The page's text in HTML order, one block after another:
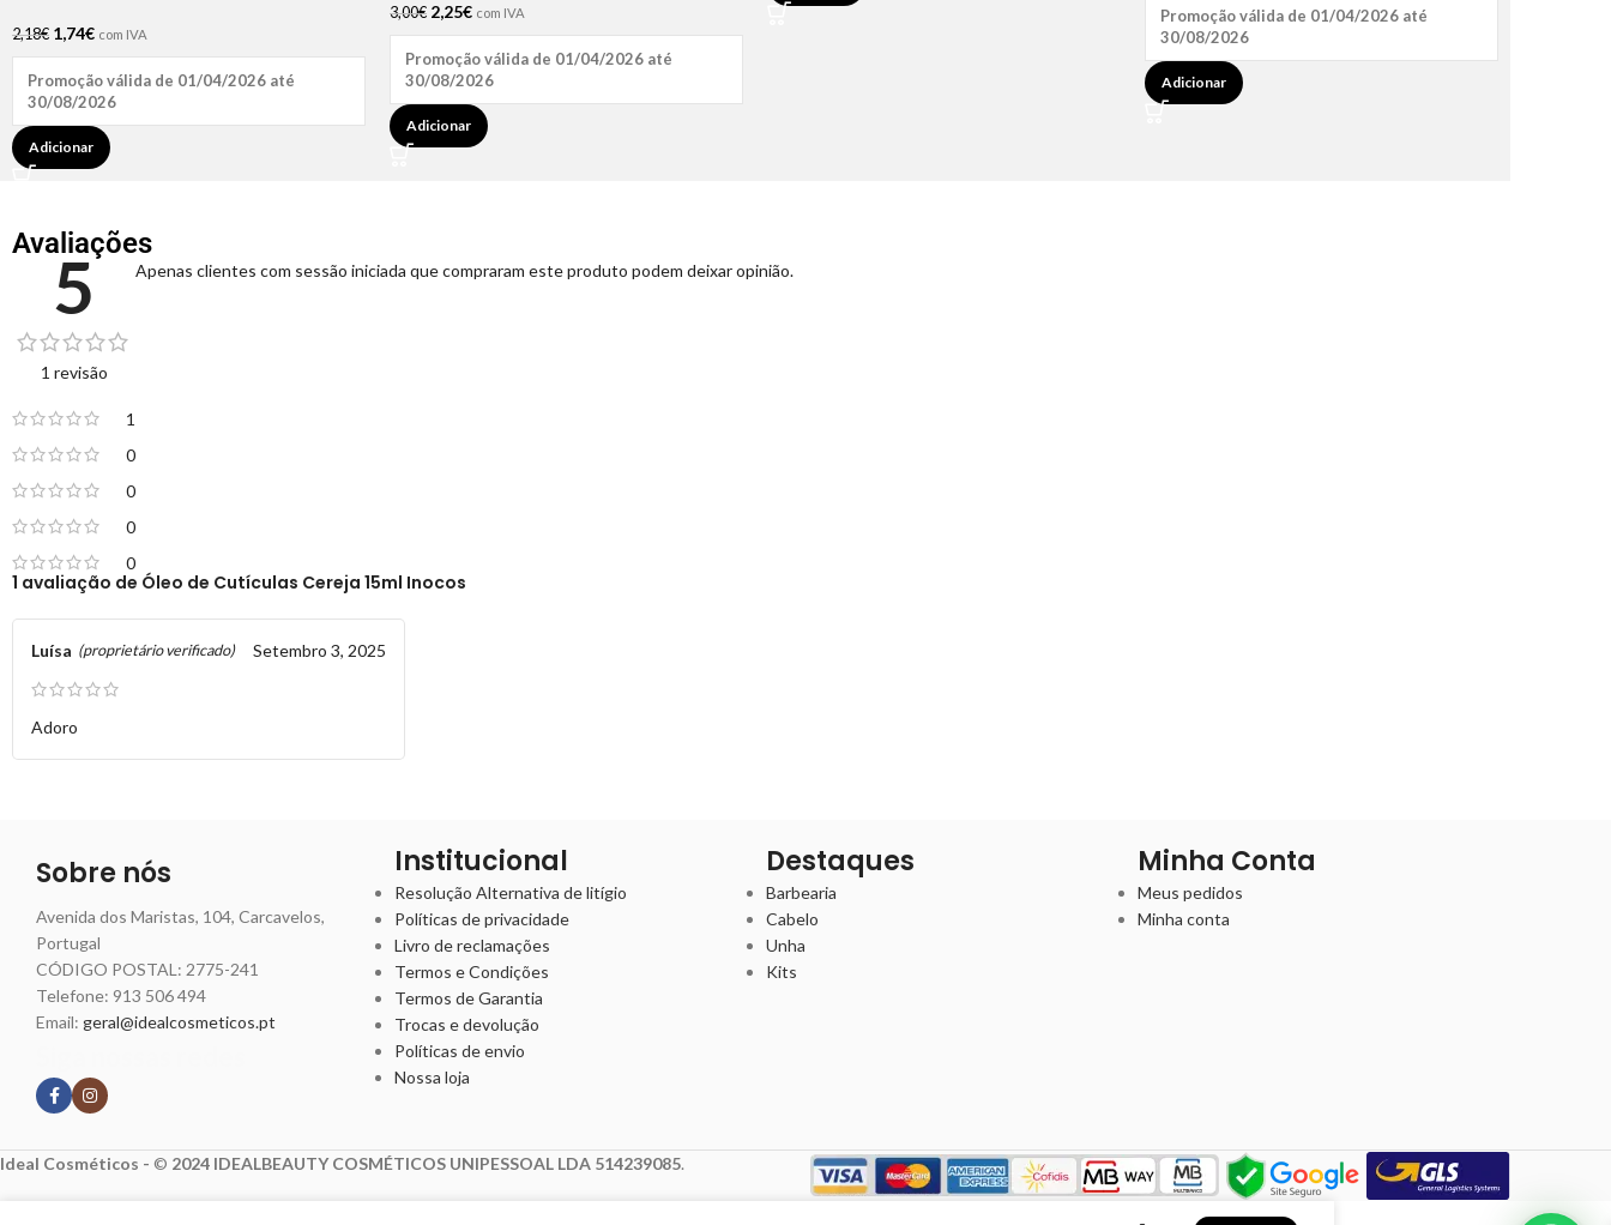
2,18€ 1,74€ com IVA
Promoção válida de 01/04/2026 até
30/08/2026
Adicionar
3,00€ 2,25€ com IVA
Promoção válida de 01/04/2026 até
30/08/2026
Adicionar
Promoção válida de 01/04/2026 até
30/08/2026
Adicionar
Avaliações
5
1 revisão
1
0
0
0
0
1 avaliação de Óleo de Cutículas Cereja 15ml Inocos
Luísa (proprietário verificado) Setembro 3, 2025
Adoro
Apenas clientes com sessão iniciada que compraram este produto podem deixar opinião.
Sobre nós
Avenida dos Maristas, 104, Carcavelos,
Portugal
CÓDIGO POSTAL: 2775-241
Telefone: 913 506 494
Email: geral@idealcosmeticos.pt
Institucional
Resolução Alternativa de litígio
Políticas de privacidade
Livro de reclamações
Termos e Condições
Termos de Garantia
Trocas e devolução
Políticas de envio
Nossa loja
Destaques
Barbearia
Cabelo
Unha
Kits
Minha Conta
Meus pedidos
Minha conta
Ideal Cosméticos - © 2024 IDEALBEAUTY COSMÉTICOS UNIPESSOAL LDA 514239085.